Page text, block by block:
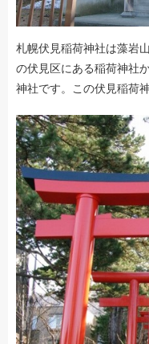
札幌伏見稲荷神社は藻岩
の伏見区にある稲荷神社
神社です。この伏見稲荷